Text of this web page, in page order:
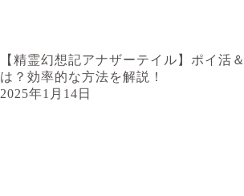
【精霊幻想記アナザーテイル】ポイ活
は？効率的な方法を解説！
2025年1月14日